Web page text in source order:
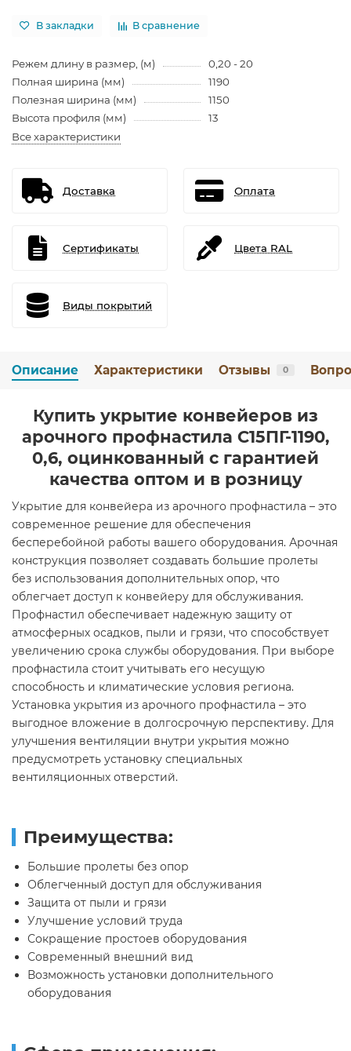
В закладки В сравнение
Режем длину в размер, (м)
0,20 - 20
Полная ширина (мм)
1190
Полезная ширина (мм)
1150
Высота профиля (мм)
13
Все характеристики
Доставка Оплата
Сертификаты Цвета RAL
Виды покрытий
Описание Характеристики Отзывы 0
Купить укрытие конвейеров из
арочного профнастила С15ПГ-1190,
0,6, оцинкованный с гарантией
качества оптом и в розницу
Укрытие для конвейера из арочного профнастила – это
современное решение для обеспечения
бесперебойной работы вашего оборудования. Арочная
конструкция позволяет создавать большие пролеты
без использования дополнительных опор, что
облегчает доступ к конвейеру для обслуживания.
Профнастил обеспечивает надежную защиту от
атмосферных осадков, пыли и грязи, что способствует
увеличению срока службы оборудования. При выборе
профнастила стоит учитывать его несущую
способность и климатические условия региона.
Установка укрытия из арочного профнастила – это
выгодное вложение в долгосрочную перспективу. Для
улучшения вентиляции внутри укрытия можно
предусмотреть установку специальных
вентиляционных отверстий.
Преимущества:
Большие пролеты без опор
Облегченный доступ для обслуживания
Защита от пыли и грязи
Улучшение условий труда
Сокращение простоев оборудования
Современный внешний вид
Возможность установки дополнительного
оборудования